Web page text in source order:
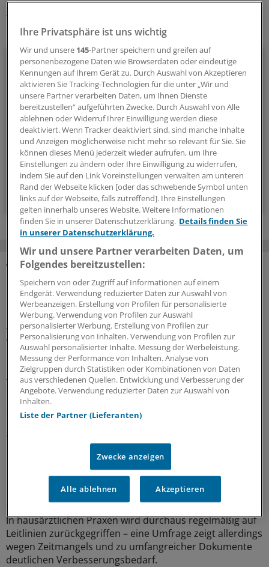
Ihr Newsletter zum Thema
Beruf & Alltag
Die Sonntagslektüre: Lesen Sie Wissenswertes und
Nützliches für Ihre tägliche Arbeit, lassen Sie sich von
Kolleginnen und Kollegen inspirieren - und seien Sie immer
einen Schritt voraus.
wöchentlich (Sonntag)
Zum Abonnieren bitte anmelden
MEHR ZUM THEMA
Präventionsoffensive
Gesundheitsrechtler Thomas Schlegel: „Krankheit
wirkt wie eine stille Rezession im Inneren der
Wirtschaft“
Die Koalition will die Prävention als
gesamtgesellschaftliche Aufgabe stärken. Richtig so, sagt
der Gesundheitsrechtler Professor Thomas Schlegel im
Interview mit der Ärzte Zeitung. Das Thema habe aber
eine viel größere Dimension als viele meinten.
07.08.2026
Leitliniennutzung
Hausärzte wünschen sich Leitlinien kürzer,
strukturierter und praxisnäher
In hausärztlichen Praxen wird durchaus regelmäßig auf
Leitlinien zurückgegriffen – eine Umfrage zeigt allerdings
wegen Zeitmangels und zu umfangreicher Dokumente
deutlichen Verbesserungsbedarf.
Ihre Privatsphäre ist uns wichtig
Wir und unsere 145-Partner speichern und greifen auf
personenbezogene Daten wie Browserdaten oder eindeutige
Kennungen auf Ihrem Gerät zu. Durch Auswahl von Akzeptieren
aktivieren Sie Tracking-Technologien für die unter „Wir und
unsere Partner verarbeiten Daten, um Ihnen Dienste
bereitzustellen“ aufgeführten Zwecke. Durch Auswahl von Alle
ablehnen oder Widerruf Ihrer Einwilligung werden diese
deaktiviert. Wenn Tracker deaktiviert sind, sind manche Inhalte
und Anzeigen möglicherweise nicht mehr so relevant für Sie. Sie
können dieses Menü jederzeit wieder aufrufen, um Ihre
Einstellungen zu ändern oder Ihre Einwilligung zu widerrufen,
indem Sie auf den Link Voreinstellungen verwalten am unteren
Rand der Webseite klicken [oder das schwebende Symbol unten
links auf der Webseite, falls zutreffend]. Ihre Einstellungen
gelten innerhalb unseres Website. Weitere Informationen
finden Sie in unserer Datenschutzerklärung. Details finden Sie
in unserer Datenschutzerklärung.
Wir und unsere Partner verarbeiten Daten, um
Folgendes bereitzustellen:
Speichern von oder Zugriff auf Informationen auf einem
Endgerät. Verwendung reduzierter Daten zur Auswahl von
Werbeanzeigen. Erstellung von Profilen für personalisierte
Werbung. Verwendung von Profilen zur Auswahl
personalisierter Werbung. Erstellung von Profilen zur
Personalisierung von Inhalten. Verwendung von Profilen zur
Auswahl personalisierter Inhalte. Messung der Werbeleistung.
Messung der Performance von Inhalten. Analyse von
Zielgruppen durch Statistiken oder Kombinationen von Daten
aus verschiedenen Quellen. Entwicklung und Verbesserung der
Angebote. Verwendung reduzierter Daten zur Auswahl von
Inhalten.
Liste der Partner (Lieferanten)
Zwecke anzeigen
Alle ablehnen Akzeptieren